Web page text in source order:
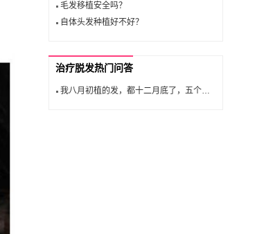
毛发移植安全吗？
自体头发种植好不好？
治疗脱发热门问答
我八月初植的发，都十二月底了，五个月...